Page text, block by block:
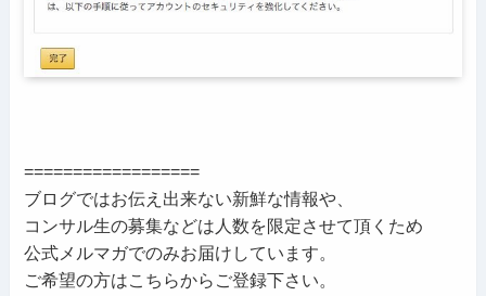
==================
ブログではお伝え出来ない新鮮な情報や、
コンサル生の募集などは人数を限定させて頂くため
公式メルマガでのみお届けしています。
ご希望の方はこちらからご登録下さい。